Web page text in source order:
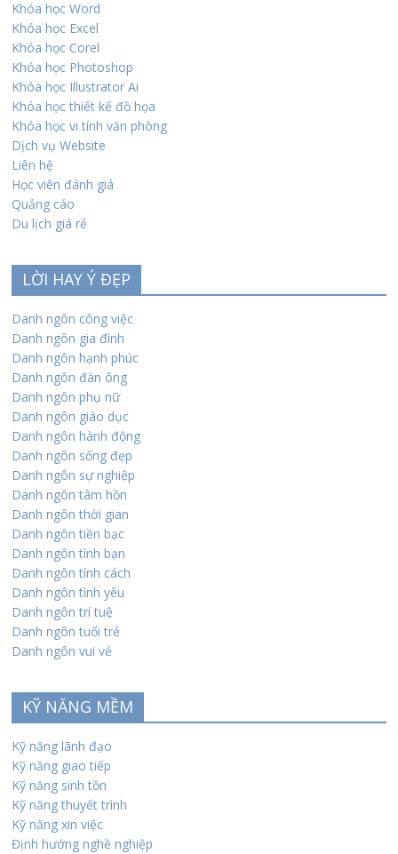
Khóa học Word
Khóa học Excel
Khóa học Corel
Khóa học Photoshop
Khóa học Illustrator Ai
Khóa học thiết kế đồ họa
Khóa học vi tính văn phòng
Dịch vụ Website
Liên hệ
Học viên đánh giá
Quảng cáo
Du lịch giá rẻ
LỜI HAY Ý ĐẸP
Danh ngôn công việc
Danh ngôn gia đình
Danh ngôn hạnh phúc
Danh ngôn đàn ông
Danh ngôn phụ nữ
Danh ngôn giáo dục
Danh ngôn hành động
Danh ngôn sống đẹp
Danh ngôn sự nghiệp
Danh ngôn tâm hồn
Danh ngôn thời gian
Danh ngôn tiền bạc
Danh ngôn tình bạn
Danh ngôn tính cách
Danh ngôn tình yêu
Danh ngôn trí tuệ
Danh ngôn tuổi trẻ
Danh ngôn vui vẻ
KỸ NĂNG MỀM
Kỹ năng lãnh đạo
Kỹ năng giao tiếp
Kỹ năng sinh tồn
Kỹ năng thuyết trình
Kỹ năng xin việc
Định hướng nghề nghiệp